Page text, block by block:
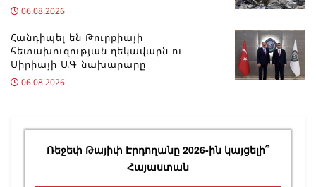
06.08.2026
Հանդիպել են Թուրքիայի
հետախուզության ղեկավարն ու
Սիրիայի ԱԳ նախարարը
06.08.2026
Ռեջեփ Թայիփ Էրդողանը 2026-ին կայցելի՞
Հայաստան